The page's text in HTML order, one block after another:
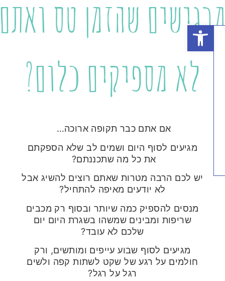
פתח סרגל נגישות
שהזמן טס ואתם
לא מספיקים כלום?
אם אתם כבר תקופה ארוכה…
מגיעים לסוף היום ושמים לב שלא הספקתם
את כל מה שתכננתם?
יש לכם הרבה מטרות שאתם רוצים להשיג אבל
לא יודעים מאיפה להתחיל?
מנסים להספיק כמה שיותר ובסוף רק מכבים
שריפות ומבינים שמשהו בשגרת היום יום
שלכם לא עובד?
מגיעים לסוף שבוע עייפים ומותשים, ורק
חולמים על רגע של שקט לשתות קפה ולשים
רגל על רגל?